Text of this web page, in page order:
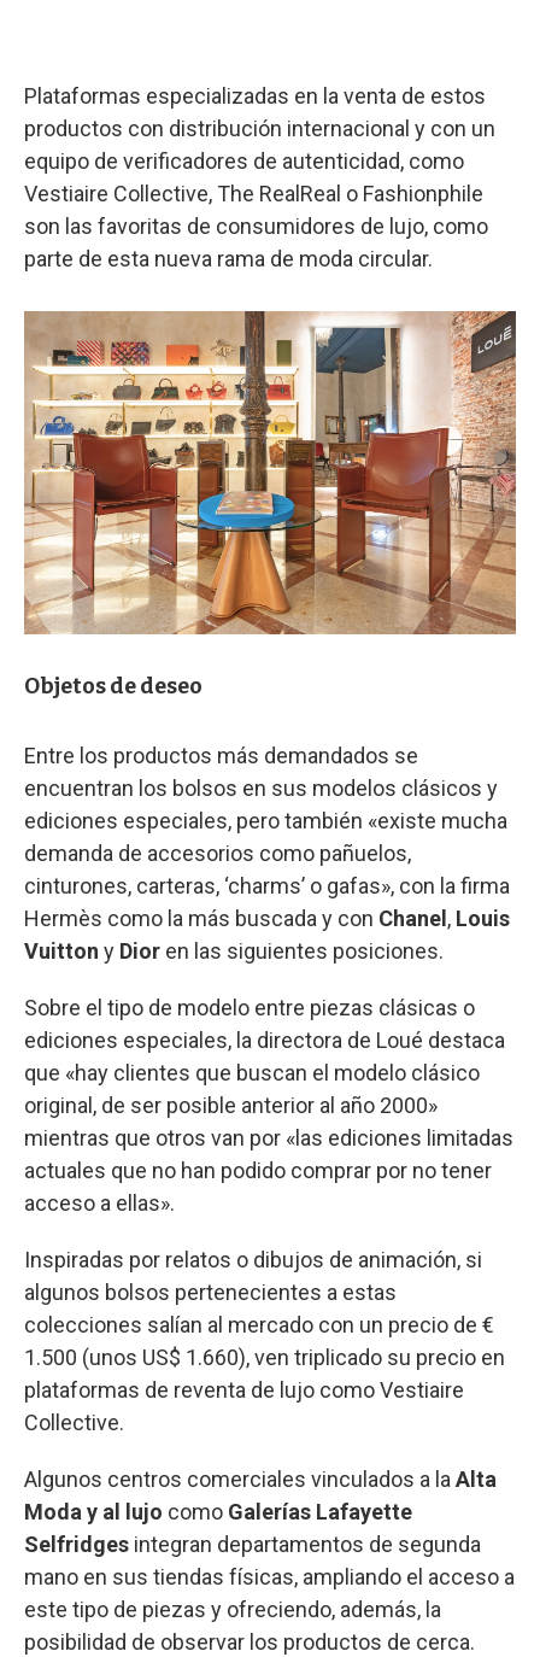
Plataformas especializadas en la venta de estos
productos con distribución internacional y con un
equipo de verificadores de autenticidad, como
Vestiaire Collective, The RealReal o Fashionphile
son las favoritas de consumidores de lujo, como
parte de esta nueva rama de moda circular.
Objetos de deseo
Entre los productos más demandados se
encuentran los bolsos en sus modelos clásicos y
ediciones especiales, pero también «existe mucha
demanda de accesorios como pañuelos,
cinturones, carteras, ‘charms’ o gafas», con la firma
Hermès como la más buscada y con Chanel , Louis
Vuitton y Dior en las siguientes posiciones.
Sobre el tipo de modelo entre piezas clásicas o
ediciones especiales, la directora de Loué destaca
que «hay clientes que buscan el modelo clásico
original, de ser posible anterior al año 2000»
mientras que otros van por «las ediciones limitadas
actuales que no han podido comprar por no tener
acceso a ellas».
Inspiradas por relatos o dibujos de animación, si
algunos bolsos pertenecientes a estas
colecciones salían al mercado con un precio de €
1.500 (unos US$ 1.660), ven triplicado su precio en
plataformas de reventa de lujo como Vestiaire
Collective.
Algunos centros comerciales vinculados a laAlta
Moda y al lujo como Galerías Lafayette
Selfridges integran departamentos de segunda
mano en sus tiendas físicas, ampliando el acceso a
este tipo de piezas y ofreciendo, además, la
posibilidad de observar los productos de cerca.